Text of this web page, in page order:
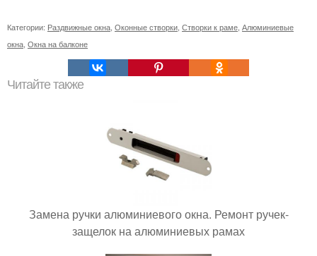
Категории: Раздвижные окна, Оконные створки, Створки к раме, Алюминиевые
окна, Окна на балконе
Читайте также
Замена ручки алюминиевого окна. Ремонт ручек-
защелок на алюминиевых рамах